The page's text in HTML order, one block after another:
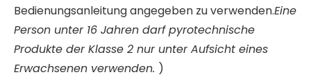
Bedienungsanleitung angegeben zu verwenden.Eine
Person unter 16 Jahren darf pyrotechnische
Produkte der Klasse 2 nur unter Aufsicht eines
Erwachsenen verwenden. )